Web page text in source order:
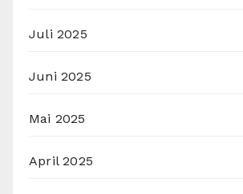
Juli 2025
Juni 2025
Mai 2025
April 2025